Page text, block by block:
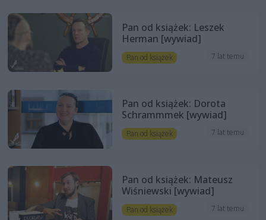
Pan od książek: Leszek
Herman [wywiad]
Pan od książek 7 lat temu
Pan od książek: Dorota
Schrammmek [wywiad]
Pan od książek 7 lat temu
Pan od książek: Mateusz
Wiśniewski [wywiad]
Pan od książek 7 lat temu